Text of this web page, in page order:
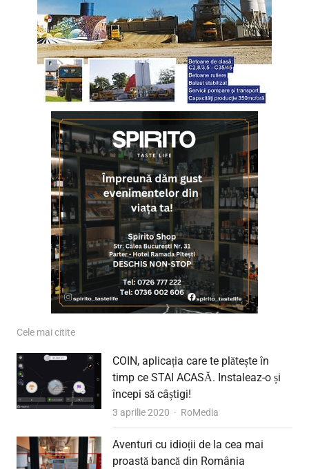
Cele mai citite
COIN, aplicația care te plătește în
timp ce STAI ACASĂ. Instaleaz-o și
începi să câștigi!
3 aprilie 2020 Author
RoMedia
Aventuri cu idioții de la cea mai
proastă bancă din România